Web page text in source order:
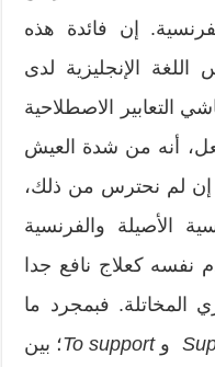
إن فائدة هذه
الإنجليزية لدى
التعابير الاصطلاحية
أنه من شدة العيش
إن لم نحترس من ذلك،
الأصيلة والفرنسية
نفسه كعلاج نافع جدا
المخاتلة. فبمجرد ما
وTo support؛ بين